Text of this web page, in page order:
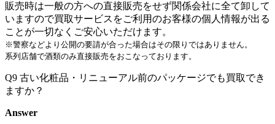
販売時は一般の方への直接販売をせず関係会社に全て卸して
いますので買取サービスをご利用のお客様の個人情報が出る
ことが一切なくご安心いただけます。
※警察などより公開の要請が合った場合はその限りではありません。
系列店舗で酒類のみ直接販売をおこなっております。
Q9 古い化粧品・リニューアル前のパッケージでも買取でき
ますか？
Answer